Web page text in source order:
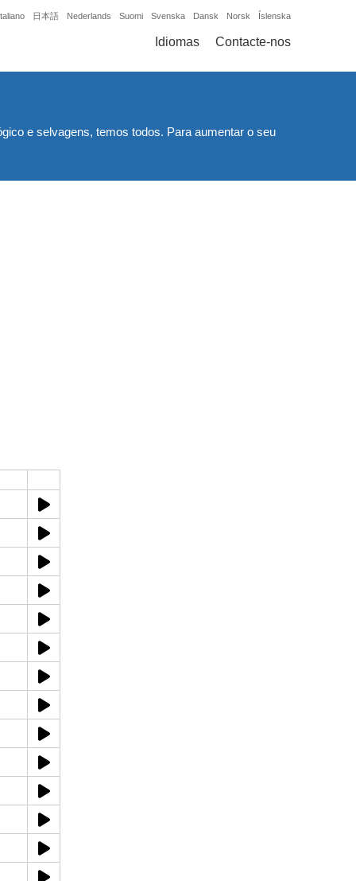
日本語 Nederlands Suomi Svenska Dansk Norsk Íslenska
Idiomas Contacte-nos
e selvagens, temos todos. Para aumentar o seu